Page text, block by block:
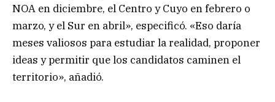
NOA en diciembre, el Centro y Cuyo en febrero o
marzo, y el Sur en abril», especificó. «Eso daría
meses valiosos para estudiar la realidad, proponer
ideas y permitir que los candidatos caminen el
territorio», añadió.